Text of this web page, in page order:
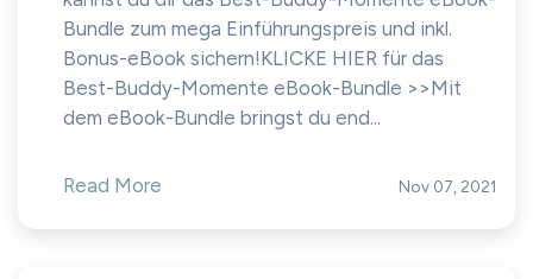
Bundle zum mega Einführungspreis und inkl.
Bonus-eBook sichern!KLICKE HIER für das
Best-Buddy-Momente eBook-Bundle >>Mit
dem eBook-Bundle bringst du end...
Read More Nov 07, 2021